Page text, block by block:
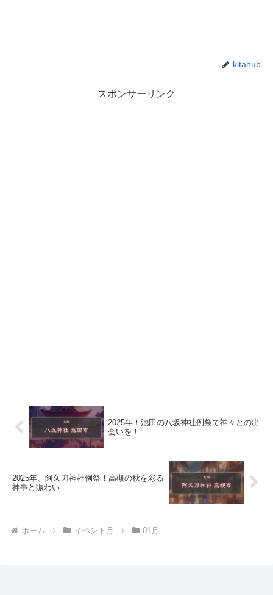
kitahub
スポンサーリンク
2025年！池田の八坂神社例祭で神々との出
会いを！
2025年、阿久刀神社例祭！高槻の秋を彩る
神事と賑わい
ホーム イベント月 01月